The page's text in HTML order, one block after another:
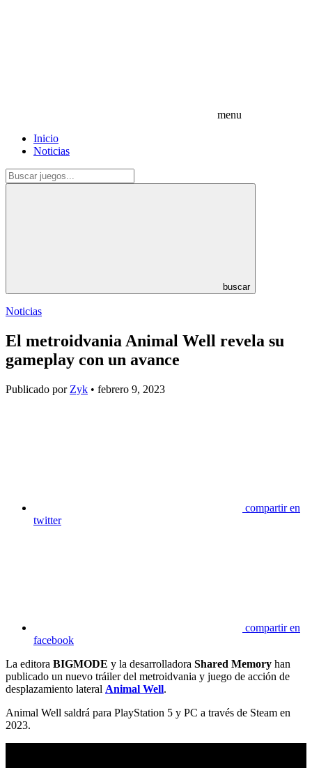
menu
Inicio
Noticias
buscar
Noticias
El metroidvania Animal Well revela su
gameplay con un avance
Publicado por Zyk • febrero 9, 2023
compartir en
twitter
compartir en
facebook
La editora BIGMODE y la desarrolladora Shared Memory han
publicado un nuevo tráiler del metroidvania y juego de acción de
desplazamiento lateral Animal Well.
Animal Well saldrá para PlayStation 5 y PC a través de Steam en
2023.